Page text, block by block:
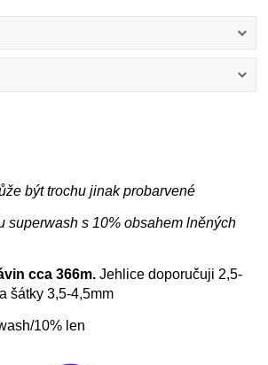
být trochu jinak probarvené
superwash s 10% obsahem lněných
cca 366m. Jehlice doporučuji 2,5-
šátky 3,5-4,5mm
10% len